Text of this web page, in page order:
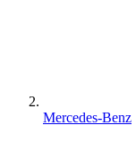
Mercedes-Benz